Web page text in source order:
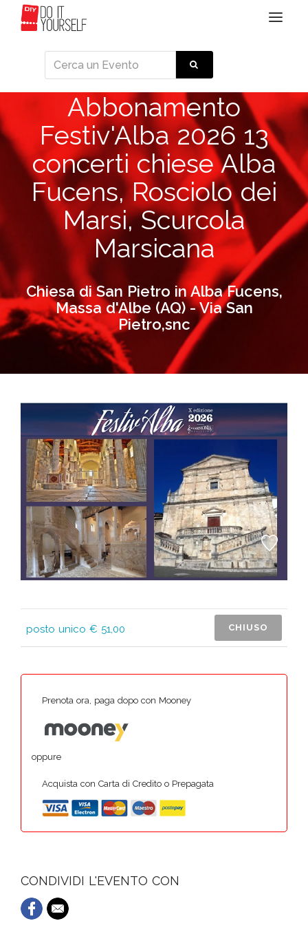
Toggle
Abbonamento
Festiv'Alba 2026 13
concerti chiese Alba
Fucens, Rosciolo dei
Marsi, Scurcola
Marsicana
Chiesa di San Pietro in Alba Fucens,
Massa d'Albe (AQ) - Via San
Pietro,snc
posto unico € 51,00 CHIUSO
Prenota ora, paga dopo con Mooney
oppure
Acquista con Carta di Credito o Prepagata
CONDIVIDI L'EVENTO CON